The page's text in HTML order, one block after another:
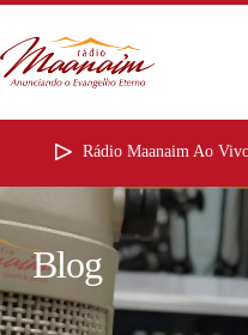
Rádio Maanaim Ao
Blog